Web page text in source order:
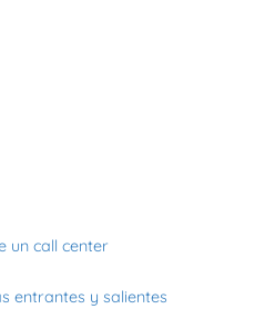
un call center
entrantes y salientes